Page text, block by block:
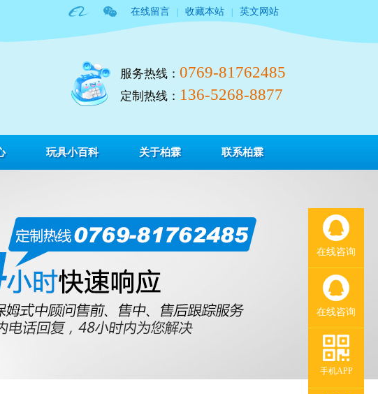
在线留言 收藏本站 英文网站
服务热线： 0769-81762485
定制热线： 136-5268-8877
玩具小百科 关于柏霖 联系柏霖
在线咨询
在线咨询
手机APP